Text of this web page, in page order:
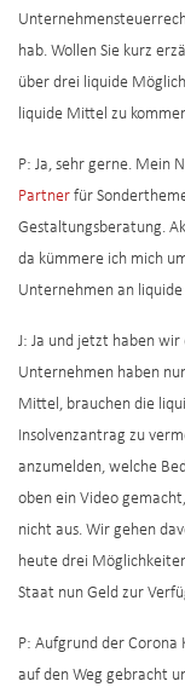
hab. Wollen Sie kurz
über drei liquide
liquide Mittel zu
P: Ja, sehr gerne. Mein
Partner für
Gestaltungsberatung.
da kümmere ich mich
Unternehmen an
J: Ja und jetzt haben
Unternehmen haben
Mittel, brauchen die
Insolvenzantrag zu
anzumelden, welche
oben ein Video
nicht aus. Wir gehen
heute drei
Staat nun Geld zur
P: Aufgrund der Corona
auf den Weg gebracht